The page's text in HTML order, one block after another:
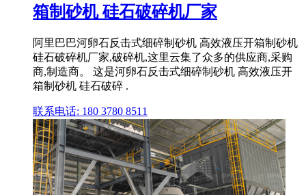
箱制砂机 硅石破碎机厂家
阿里巴巴河卵石反击式细碎制砂机 高效液压开箱制砂机
硅石破碎机厂家,破碎机,这里云集了众多的供应商,采购
商,制造商。 这是河卵石反击式细碎制砂机 高效液压开
箱制砂机 硅石破碎 .
联系电话: 180 3780 8511